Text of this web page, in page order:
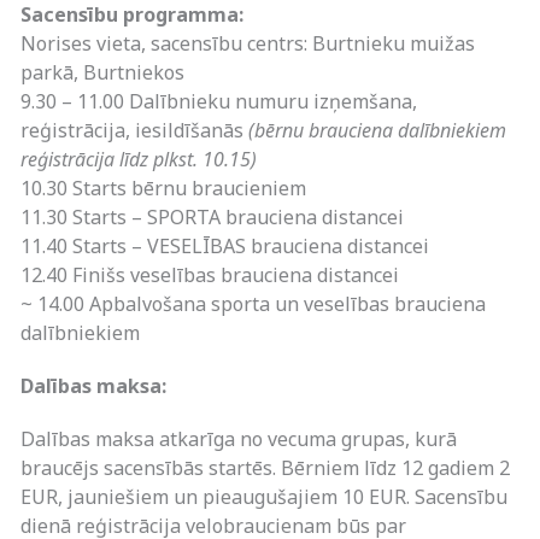
Sacensību programma:
Norises vieta, sacensību centrs: Burtnieku muižas
parkā, Burtniekos
9.30 – 11.00 Dalībnieku numuru izņemšana,
reģistrācija, iesildīšanās (bērnu brauciena dalībniekiem
reģistrācija līdz plkst. 10.15)
10.30 Starts bērnu braucieniem
11.30 Starts – SPORTA brauciena distancei
11.40 Starts – VESELĪBAS brauciena distancei
12.40 Finišs veselības brauciena distancei
~ 14.00 Apbalvošana sporta un veselības brauciena
dalībniekiem
Dalības maksa:
Dalības maksa atkarīga no vecuma grupas, kurā
braucējs sacensībās startēs. Bērniem līdz 12 gadiem 2
EUR, jauniešiem un pieaugušajiem 10 EUR. Sacensību
dienā reģistrācija velobraucienam būs par